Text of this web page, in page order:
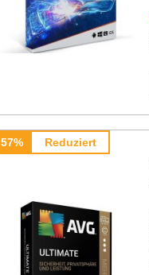
57% Reduziert